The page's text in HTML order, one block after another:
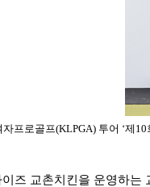
프로골프(KLPGA) 투어 ‘제
즈 교촌치킨을 운영하는